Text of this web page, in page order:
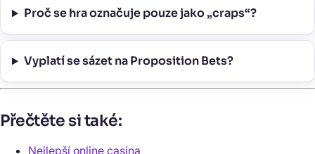
Proč se hra označuje pouze jako „craps“?
Vyplatí se sázet na Proposition Bets?
Přečtěte si také:
Nejlepší online casina